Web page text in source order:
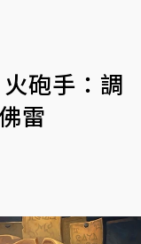
砲手：調
雷